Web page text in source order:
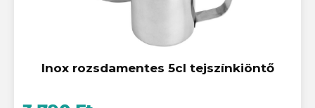
Inox rozsdamentes 5cl tejszínkiöntő